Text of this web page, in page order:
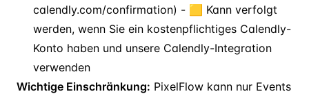
calendly.com/confirmation) - 🟨 Kann verfolgt
werden, wenn Sie ein kostenpflichtiges Calendly-
Konto haben und unsere Calendly-Integration
verwenden
Wichtige Einschränkung: PixelFlow kann nur Events